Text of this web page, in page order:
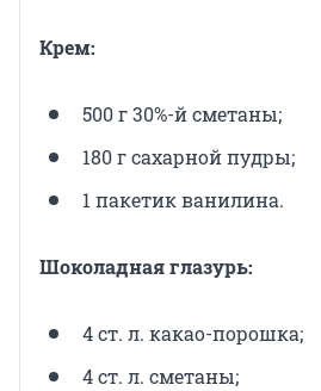
Крем:
500 г 30%-й сметаны;
180 г сахарной пудры;
1 пакетик ванилина.
Шоколадная глазурь:
4 ст. л. какао-порошка;
4 ст. л. сметаны;